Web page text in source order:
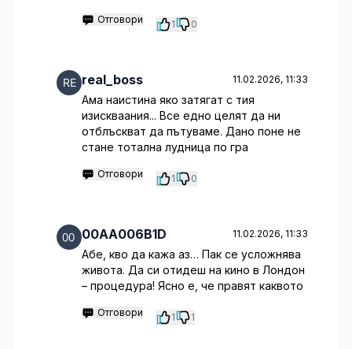
Отговори 1 0
real_boss 11.02.2026, 11:33
Ама наистина яко затягат с тия
изискваания... Все едно целят да ни
отблъскват да пътуваме. Дано поне не
стане тотална лудница по гра
Отговори 1 0
00AA006B1D 11.02.2026, 11:33
Абе, кво да кажа аз… Пак се усложнява
живота. Да си отидеш на кино в Лондон
– процедура! Ясно е, че правят каквото
Отговори 1 1